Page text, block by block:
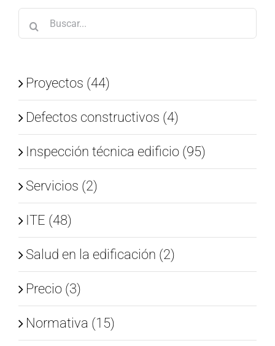
Buscar:
Proyectos (44)
Defectos constructivos (4)
Inspección técnica edificio (95)
Servicios (2)
ITE (48)
Salud en la edificación (2)
Precio (3)
Normativa (15)